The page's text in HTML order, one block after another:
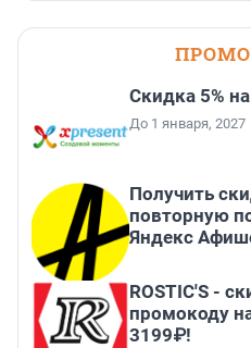
Скидка 5%
До 1 января, 2027
Получить
повторную
Яндекс
ROSTIC'S -
промокоду
3199₽!